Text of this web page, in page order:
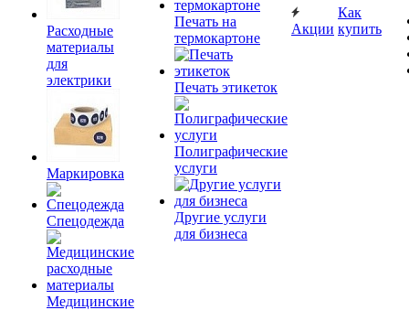
Расходные
материалы
для
электрики
Маркировка
Спецодежда
Медицинские
Печать на
термокартоне
Печать этикеток
Полиграфические
услуги
Другие услуги
для бизнеса
Акции
Как
купить